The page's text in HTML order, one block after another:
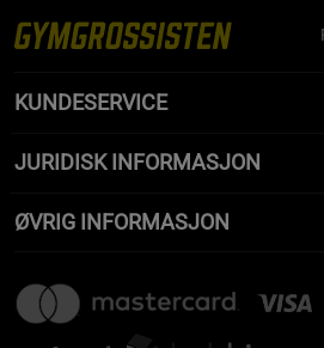
KUNDESERVICE
JURIDISK INFORMASJON
ØVRIG INFORMASJON